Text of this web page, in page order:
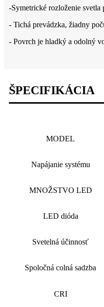
-Symetrické rozloženie svetla
- Tichá prevádzka, žiadny
- Povrch je hladký a odolný
ŠPECIFIKÁCIA
MODEL
Napájanie systému
MNOŽSTVO LED
LED dióda
Svetelná účinnosť
Spoločná colná sadzba
CRI